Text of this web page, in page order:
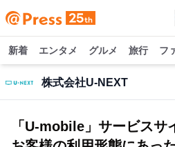
新着 エンタメ グルメ 旅行 フ
株式会社U-NEXT
「U-mobile」サービス